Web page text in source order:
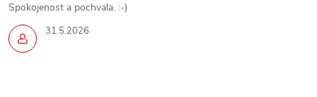
31.5.2026
Spokojenost a pochvala. :-)